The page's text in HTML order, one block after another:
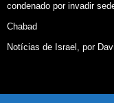
condenado por invadir
Chabad
Notícias de Israel, por